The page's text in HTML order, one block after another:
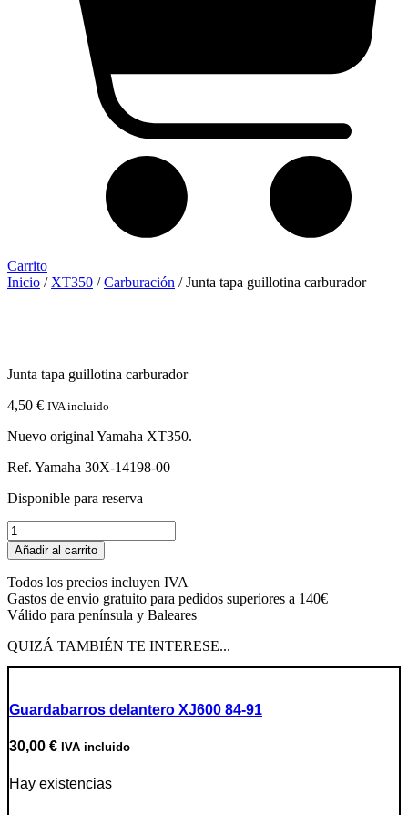
Carrito
Inicio / XT350 /Carburación / Junta tapa guillotina carburador
Junta tapa guillotina carburador
4,50 € IVA incluido
Nuevo original Yamaha XT350.
Ref. Yamaha 30X-14198-00
Disponible para reserva
Junta
tapa
guillotina
carburador
cantidad
Añadir al carrito
Todos los precios incluyen IVA
Gastos de envio gratuito para pedidos superiores a 140€
Válido para península y Baleares
QUIZÁ TAMBIÉN TE INTERESE...
Guardabarros delantero XJ600 84-91
30,00 € IVA incluido
Hay existencias